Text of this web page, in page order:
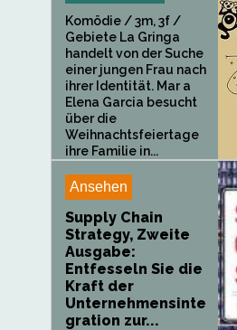
Komödie / 3m, 3f /
Gebiete La Gringa
handelt von der Suche
einer jungen Frau nach
ihrer Identität. Mar a
Elena Garcia besucht
über die
Weihnachtsfeiertage
ihre Familie in...
Ansehen
Supply Chain
Strategy, Zweite
Ausgabe:
Entfesseln Sie die
Kraft der
Unternehmensinte
gration zur...